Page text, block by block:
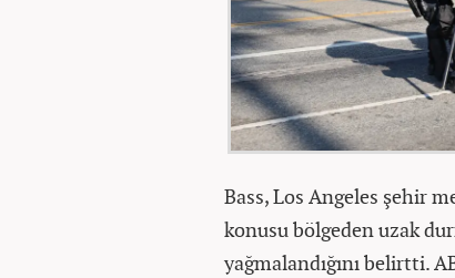
Bass, Los Angeles şehir
konusu bölgeden uzak
yağmalandığını belirtti.